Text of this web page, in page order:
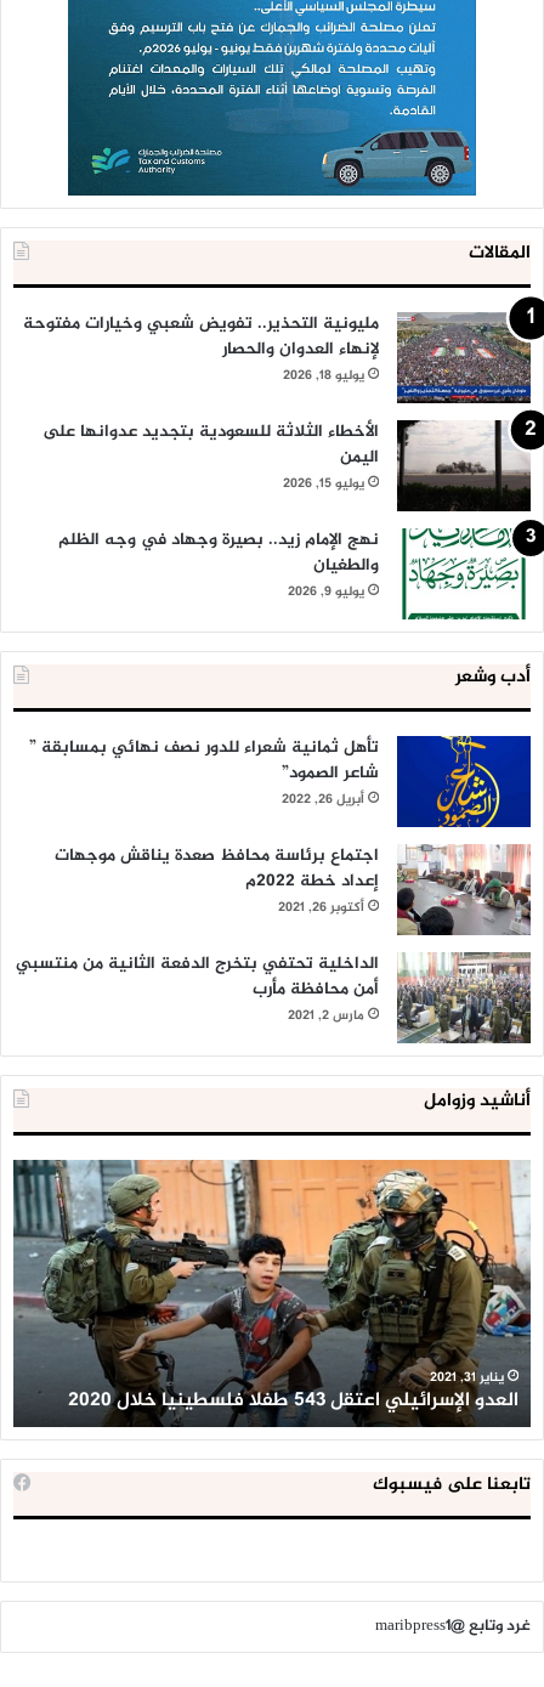
المقالات
مليونية التحذير.. تفويض شعبي وخيارات مفتوحة
لإنهاء العدوان والحصار
يوليو 18, 2026
الأخطاء الثلاثة للسعودية بتجديد عدوانها على
اليمن
يوليو 15, 2026
نهج الإمام زيد.. بصيرة وجهاد في وجه الظلم
والطغيان
يوليو 9, 2026
أدب وشعر
تأهل ثمانية شعراء للدور نصف نهائي بمسابقة ”
شاعر الصمود”
أبريل 26, 2022
اجتماع برئاسة محافظ صعدة يناقش موجهات
إعداد خطة 2022م
أكتوبر 26, 2021
الداخلية تحتفي بتخرج الدفعة الثانية من منتسبي
أمن محافظة مأرب
مارس 2, 2021
أناشيد وزوامل
العدو
الإسرائيلي
اعتقل
543
طفلا
فلسطينيا
خلال
2020
يناير 31, 2021
العدو الإسرائيلي اعتقل 543 طفلا فلسطينيا خلال 2020
تابعنا على فيسبوك
غرد وتابع @maribpress1